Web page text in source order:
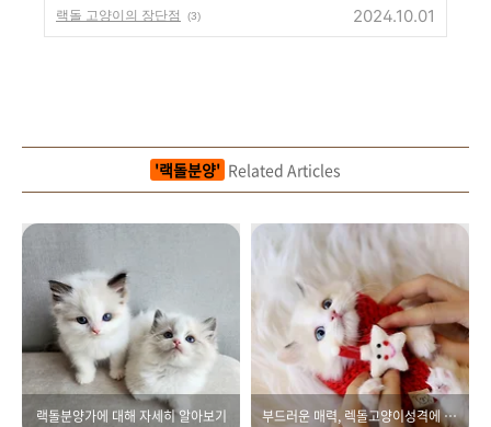
랙돌 고양이의 장단점 (3) 2024.10.01
'랙돌분양' Related Articles
랙돌분양가에 대해 자세히 알아보기 부드러운 매력, 렉돌고양이성격에 대해 알아보세요